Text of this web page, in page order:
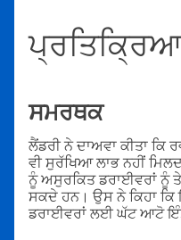
ਸਮਰਥਕ
ਲੈਂਡਰੀ ਨੇ ਦਾਅਵਾ ਕੀਤਾ ਕਿ
ਵੀ ਸੁਰੱਖਿਆ ਲਾਭ ਨਹੀਂ
ਨੂੰ ਅਸੁਰਕਿਤ ਡਰਾਈਵਰਾਂ ਨੂੰ
ਸਕਦੇ ਹਨ। ਉਸ ਨੇ ਕਿਹਾ
ਡਰਾਈਵਰਾਂ ਲਈ ਘੱਟ ਆਟੋ